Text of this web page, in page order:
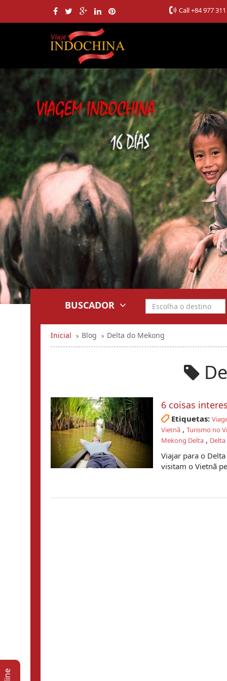
Call+84 977
BUSCADOR
Inicial Blog Delta do Mekong
6 coisas
Etiquetas:
Vietnã, Turismo no
Mekong Delta,
Viajar para o
visitam o Vietnã